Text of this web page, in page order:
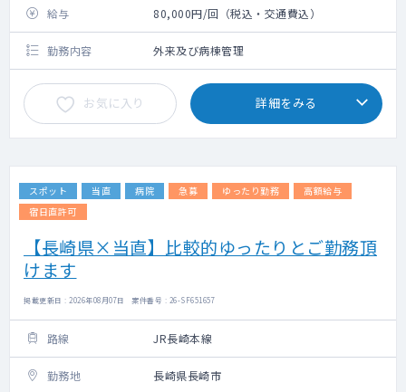
給与 80,000円/回（税込・交通費込）
勤務内容 外来及び病棟管理
お気に入り 詳細をみる
スポット 当直 病院 急募 ゆったり勤務
高額給与
宿日直許可
【長崎県×当直】比較的ゆったりとご勤務頂
けます
掲載更新日 : 2026年08月07日 案件番号 : 26-SF651657
路線 JR長崎本線
勤務地 長崎県長崎市